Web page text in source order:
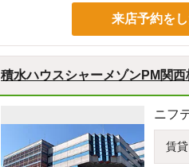
来店予約を
積水ハウスシャーメゾンPM関
ニフ
賃貸